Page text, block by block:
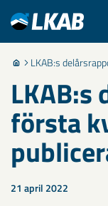
LKAB:s
första
21 april 2022